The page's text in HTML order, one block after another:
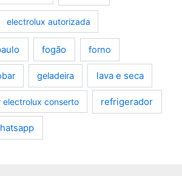
electrolux autorizada
fogão forno
geladeira lava e seca
electrolux conserto refrigerador